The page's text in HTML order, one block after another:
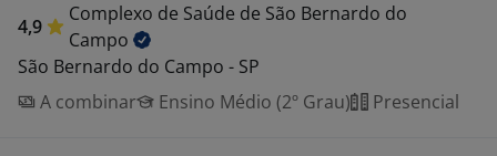
4,9
Complexo de Saúde de São Bernardo do
Campo
São Bernardo do Campo - SP
A combinar
Ensino Médio (2º Grau) Presencial